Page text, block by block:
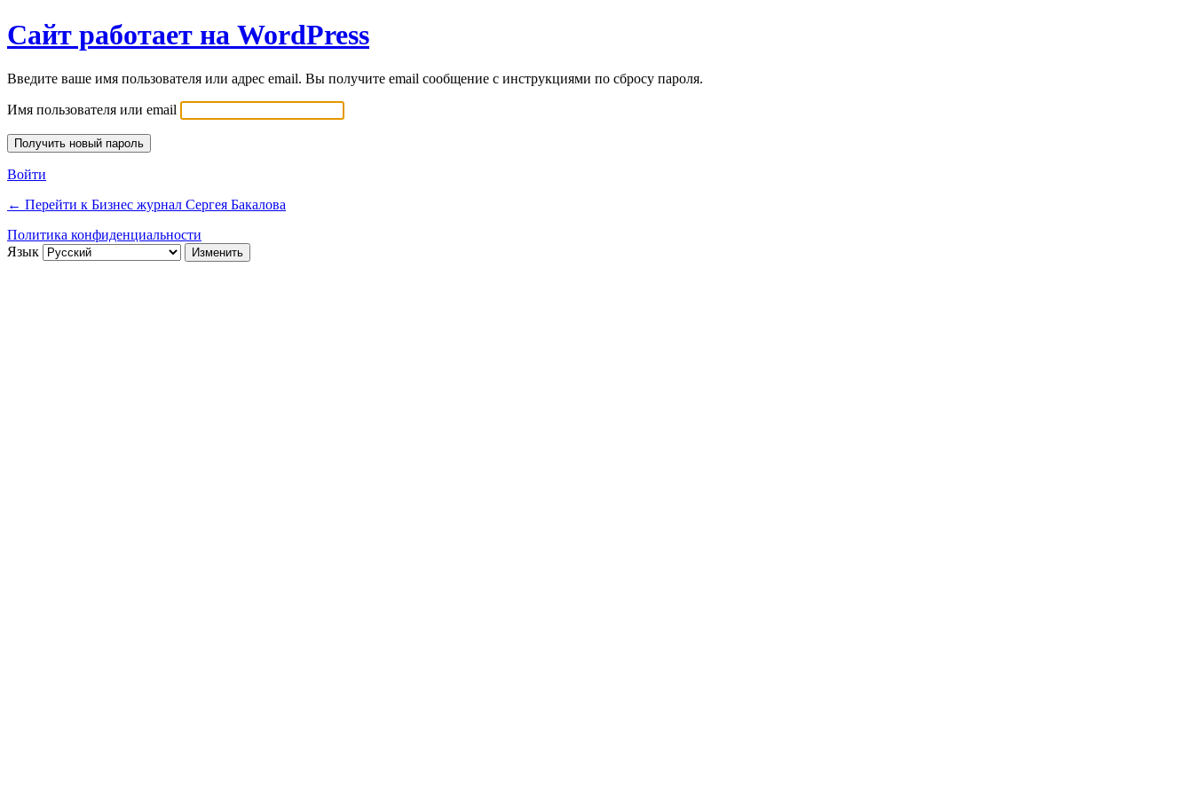
Сайт работает на WordPress
Введите ваше имя пользователя или адрес email. Вы получите email сообщение с инструкциями по сбросу пароля.
Имя пользователя или email
Войти
← Перейти к Бизнес журнал Сергея Бакалова
Политика конфиденциальности
Язык